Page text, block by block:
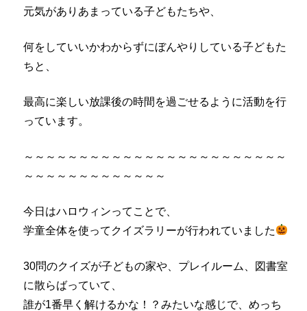
元気がありあまっている子どもたちや、
何をしていいかわからずにぼんやりしている子どもた
ちと、
最高に楽しい放課後の時間を過ごせるように活動を行
っています。
～～～～～～～～～～～～～～～～～～～～～～～～
～～～～～～～～～～～～～
今日はハロウィンってことで、
学童全体を使ってクイズラリーが行われていました
30問のクイズが子どもの家や、プレイルーム、図書室
に散らばっていて、
誰が1番早く解けるかな！？みたいな感じで、めっち